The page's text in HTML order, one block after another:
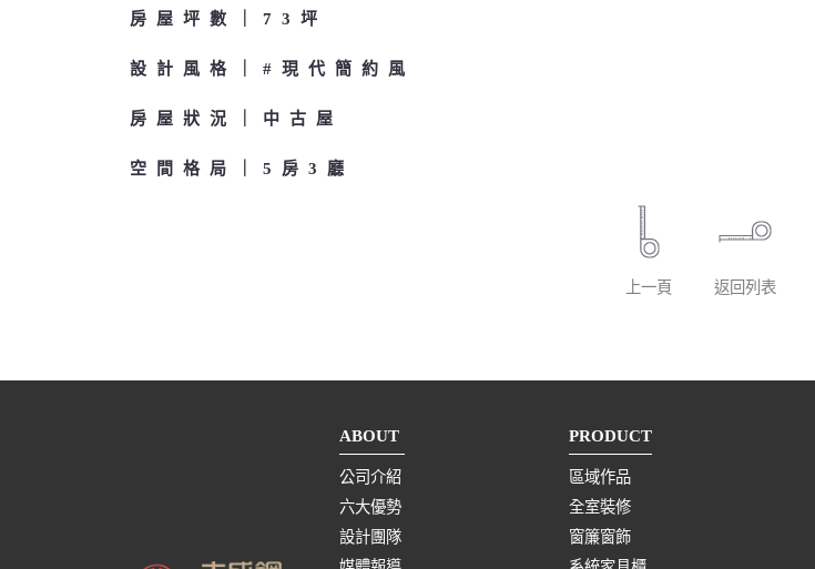
房屋坪數 73坪
設計風格 #現代簡約風
房屋狀況 中古屋
空間格局 5房3廳
上一頁 返回列表
ABOUT
公司介紹
六大優勢
設計團隊
PRODUCT
區域作品
全室裝修
窗簾窗飾